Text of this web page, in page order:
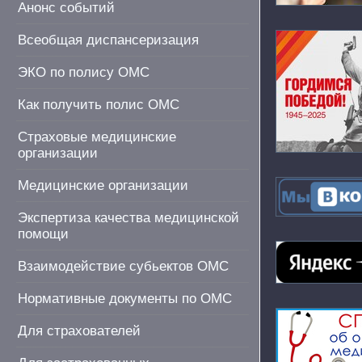
Анонс событий
Всеобщая диспансеризация
ЭКО по полису ОМС
Как получить полис ОМС
Страховые медицинские
организации
Медицинские организации
Экспертиза качества медицинской
помощи
Взаимодействие субьектов ОМС
Нормативные документы по ОМС
Для страхователей